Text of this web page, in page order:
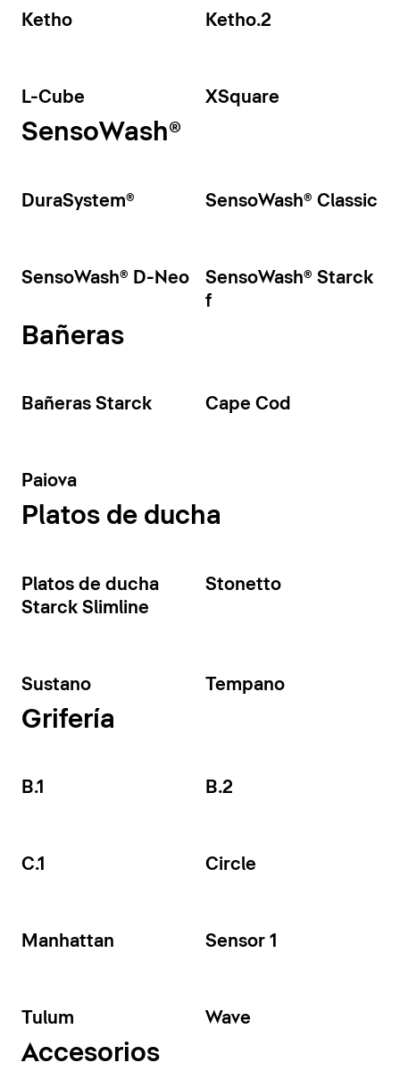
Ketho Ketho.2
L-Cube XSquare
SensoWash®
DuraSystem® SensoWash® Classic
SensoWash® D-Neo
SensoWash® Starck
f
Bañeras
Bañeras Starck Cape Cod
Paiova
Platos de ducha
Platos de ducha
Starck Slimline
Stonetto
Sustano Tempano
Grifería
B.1 B.2
C.1 Circle
Manhattan Sensor 1
Tulum Wave
Accesorios